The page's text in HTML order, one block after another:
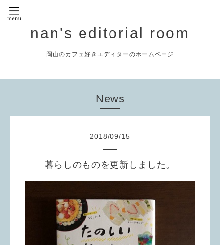
nan's editorial room
岡山のカフェ好きエディターのホームページ
News
2018/09/15
暮らしのものを更新しました。